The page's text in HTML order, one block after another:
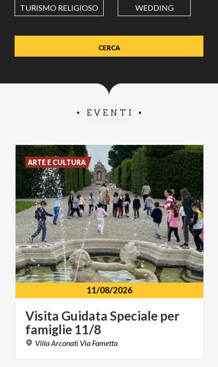
Value in decimal degrees. Use dot (.) as decimal separator.
TURISMO RELIGIOSO WEDDING
EVENTI
11/08/2026
Visita GuidataSpeciale per
famiglie 11/8
VillaArconati Via Fametta
ARTE E CULTURA